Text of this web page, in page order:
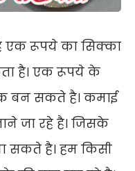
एक रूपये का सिक्का
है। एक रूपये के
बन सकते है। कमाई
जा रहे है। जिसके
सकते है। हम किसी